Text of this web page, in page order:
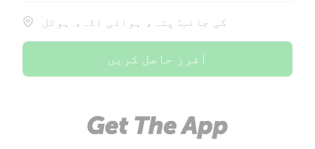
کی جانب: پتہ، ہوائی اڈہ، ہوٹل
آفرز حاصل کریں